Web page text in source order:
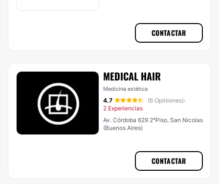
CONTACTAR
MEDICAL HAIR
Medicina estética
4.7 (6 Opiniones)·
2 Experiencias
Av. Córdoba 629 2°Piso, San Nicolas
(Buenos Aires)
CONTACTAR